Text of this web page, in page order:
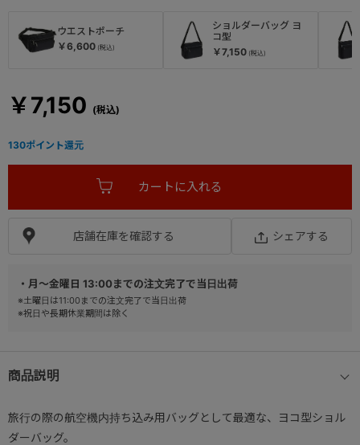
・月～金曜日 13:00までの注文完了で当日出荷
※土曜日は11:00までの注文完了で当日出荷
※祝日や長期休業期間は除く
￥7,150
商品説明
旅行の際の航空機内持ち込み用バッグとして最適な、ヨコ型ショル
ダーバッグ。
ウエストポーチ
￥6,600
ショルダーバッグ ヨ
コ型
￥7,150
店舗在庫を確認する シェアする
130ポイント還元